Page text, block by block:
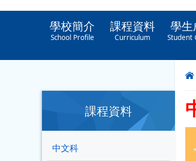
學校簡介
School Profile
課程資料
Curriculum
學生
Student
課程資料
中文科